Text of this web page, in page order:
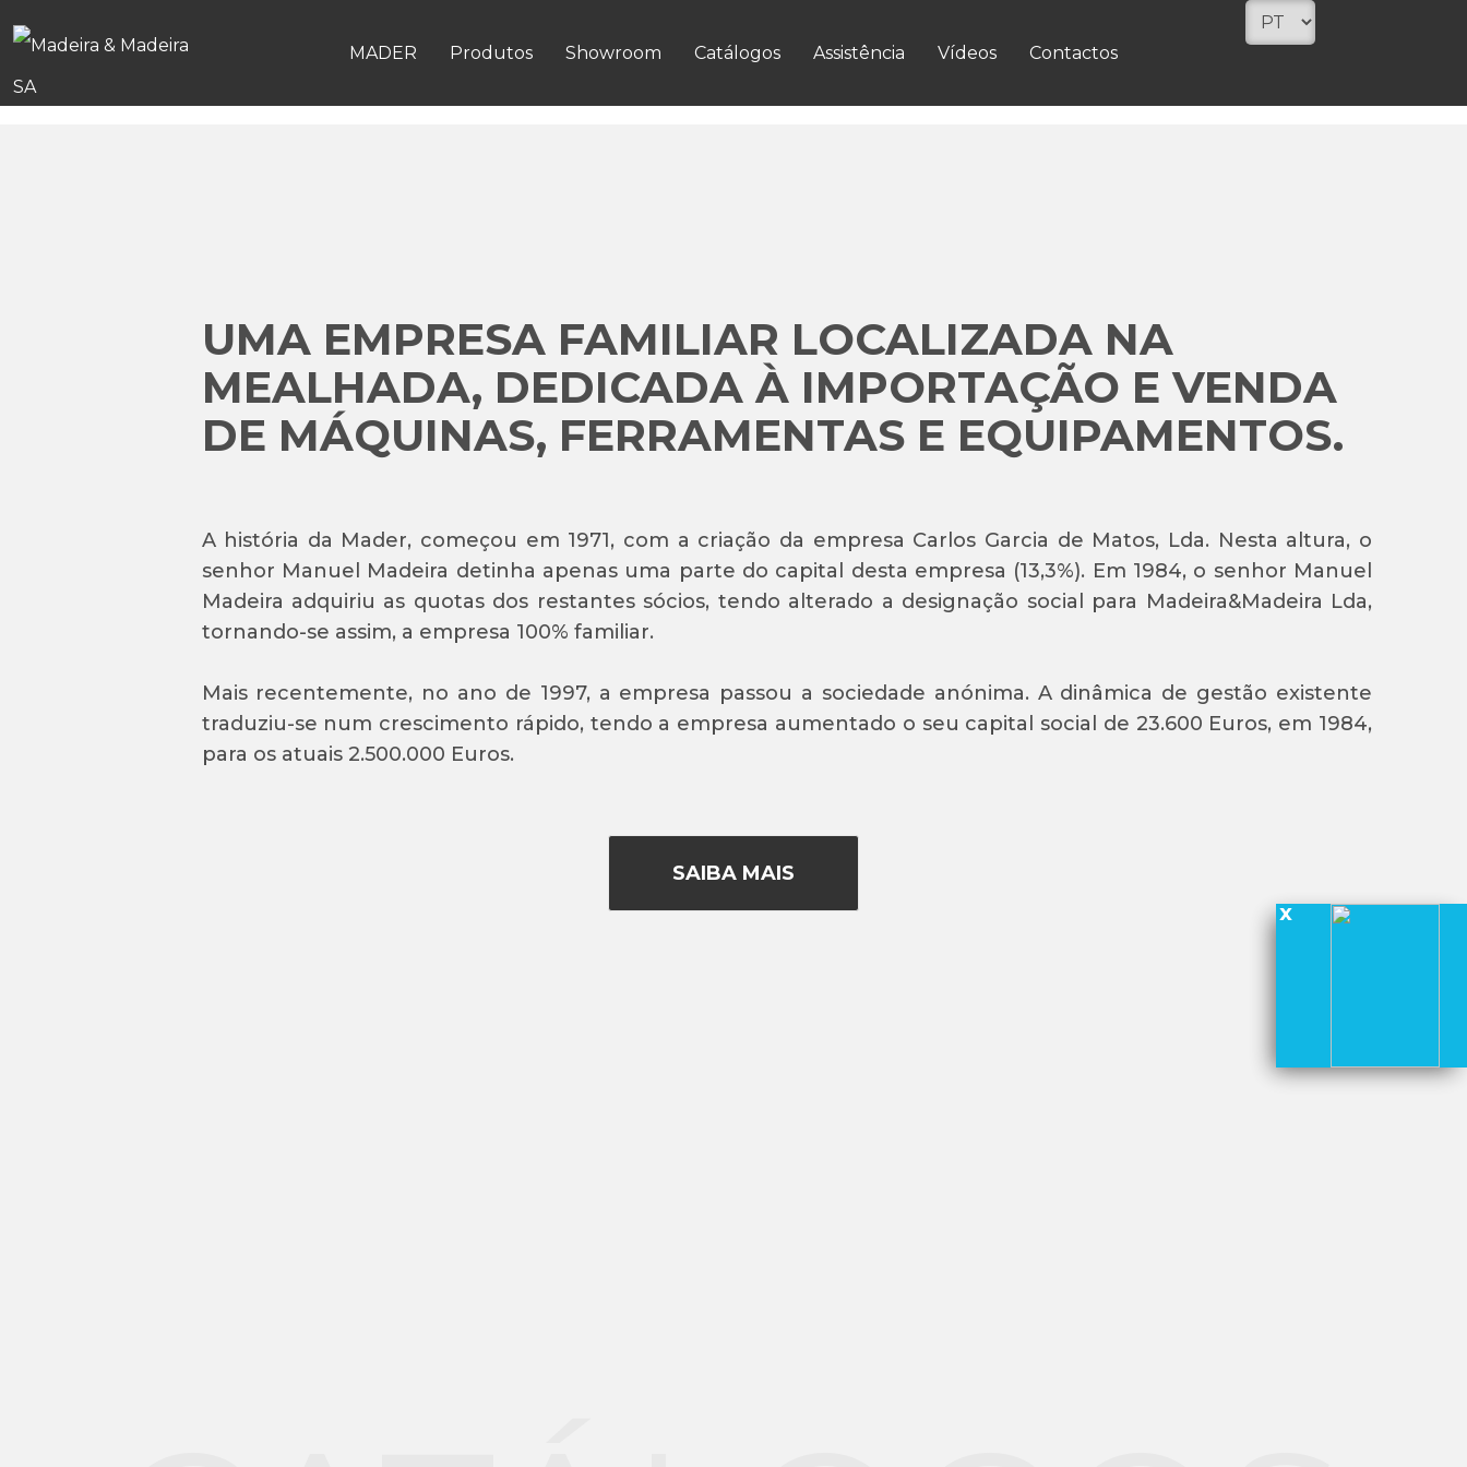
MADER Produtos Showroom Catálogos Assistência Vídeos Contactos
VER MAIS
UMA EMPRESA FAMILIAR LOCALIZADA NA
MEALHADA, DEDICADA À IMPORTAÇÃO E VENDA
DE MÁQUINAS, FERRAMENTAS E EQUIPAMENTOS.
A história da Mader, começou em 1971, com a criação da empresa Carlos Garcia de Matos, Lda. Nesta altura, o
senhor Manuel Madeira detinha apenas uma parte do capital desta empresa (13,3%). Em 1984, o senhor Manuel
Madeira adquiriu as quotas dos restantes sócios, tendo alterado a designação social para Madeira&Madeira Lda,
tornando-se assim, a empresa 100% familiar.
Mais recentemente, no ano de 1997, a empresa passou a sociedade anónima. A dinâmica de gestão existente
traduziu-se num crescimento rápido, tendo a empresa aumentado o seu capital social de 23.600 Euros, em 1984,
para os atuais 2.500.000 Euros.
SAIBA MAIS
x